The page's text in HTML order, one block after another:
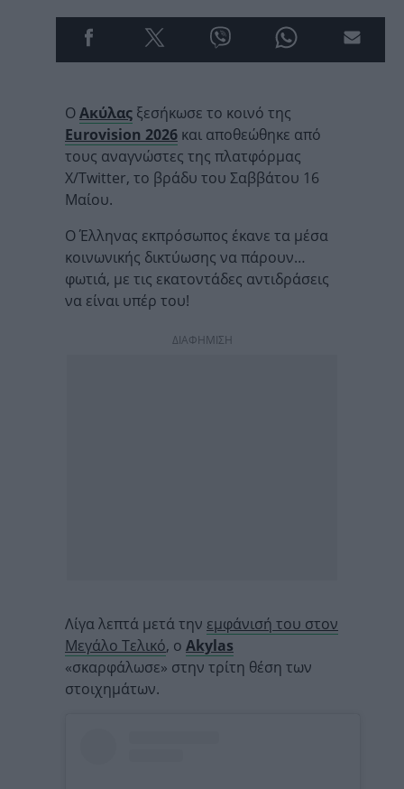
ΟΑκύλας ξεσήκωσε το κοινό της
Eurovision 2026 και αποθεώθηκε από
τους αναγνώστες της πλατφόρμας
X/Twitter, το βράδυ του Σαββάτου 16
Μαίου.
Ο Έλληνας εκπρόσωπος έκανε τα μέσα
κοινωνικής δικτύωσης να πάρουν…
φωτιά, με τις εκατοντάδες αντιδράσεις
να είναι υπέρ του!
ΔΙΑΦΗΜΙΣΗ
Λίγα λεπτά μετά την εμφάνισή του στον
Μεγάλο Τελικό, ο Akylas
«σκαρφάλωσε» στην τρίτη θέση των
στοιχημάτων.